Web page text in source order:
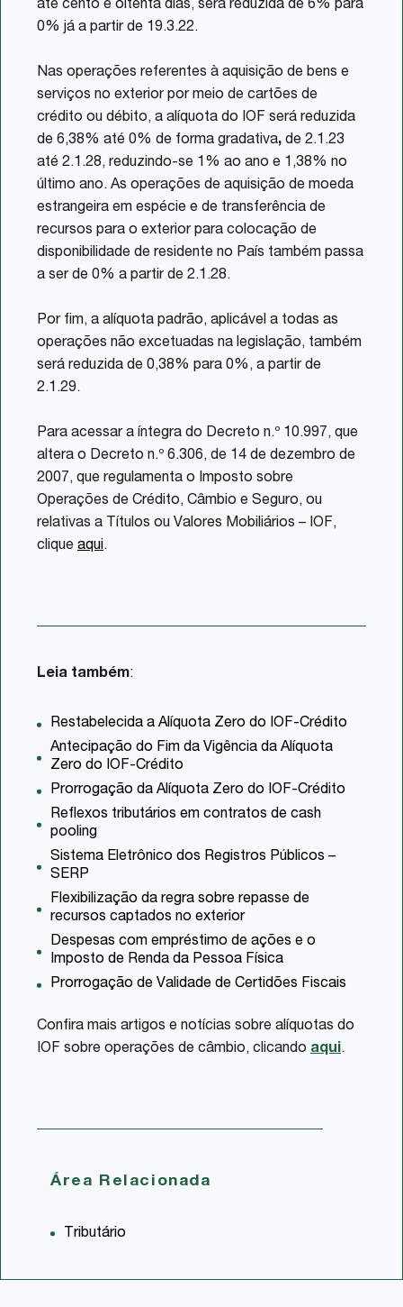
até cento e oitenta dias, será reduzida de 6% para
0% já a partir de 19.3.22.
Nas operações referentes à aquisição de bens e
serviços no exterior por meio de cartões de
crédito ou débito, a alíquota do IOF será reduzida
de 6,38% até 0% de forma gradativa, de 2.1.23
até 2.1.28, reduzindo-se 1% ao ano e 1,38% no
último ano. As operações de aquisição de moeda
estrangeira em espécie e de transferência de
recursos para o exterior para colocação de
disponibilidade de residente no País também passa
a ser de 0% a partir de 2.1.28.
Por fim, a alíquota padrão, aplicável a todas as
operações não excetuadas na legislação, também
será reduzida de 0,38% para 0%, a partir de
2.1.29.
Para acessar a íntegra do Decreto n.º 10.997, que
altera o Decreto n.º 6.306, de 14 de dezembro de
2007, que regulamenta o Imposto sobre
Operações de Crédito, Câmbio e Seguro, ou
relativas a Títulos ou Valores Mobiliários – IOF,
clique aqui.
Leia também:
Restabelecida a Alíquota Zero do IOF-Crédito
Antecipação do Fim da Vigência da Alíquota
Zero do IOF-Crédito
Prorrogação da Alíquota Zero do IOF-Crédito
Reflexos tributários em contratos de cash
pooling
Sistema Eletrônico dos Registros Públicos –
SERP
Flexibilização da regra sobre repasse de
recursos captados no exterior
Despesas com empréstimo de ações e o
Imposto de Renda da Pessoa Física
Prorrogação de Validade de Certidões Fiscais
Confira mais artigos e notícias sobre alíquotas do
IOF sobre operações de câmbio, clicando aqui.
Área Relacionada
Tributário